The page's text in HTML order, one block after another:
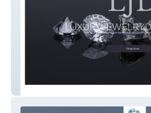
Luxury Jewelry Deals